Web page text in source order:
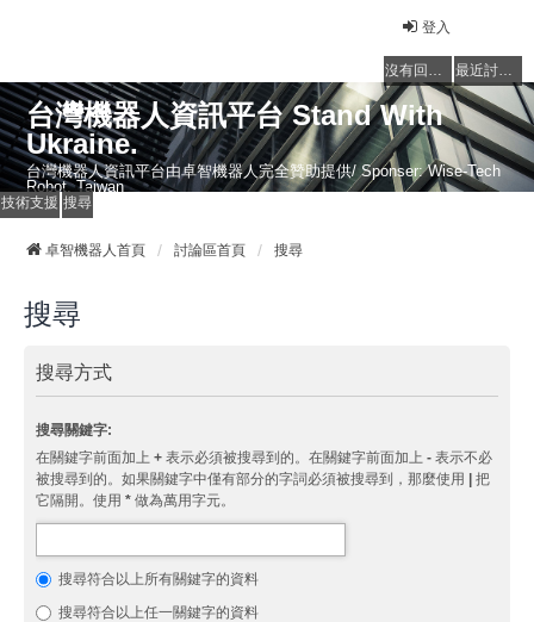
登入
沒有回覆的主題 最近討論的主題
台灣機器人資訊平台 Stand With
Ukraine.
台灣機器人資訊平台由卓智機器人完全贊助提供/ Sponser: Wise-Tech
Robot, Taiwan
技術支援 搜尋
卓智機器人首頁 討論區首頁 搜尋
搜尋
搜尋方式
搜尋關鍵字:
在關鍵字前面加上 + 表示必須被搜尋到的。在關鍵字前面加上 - 表示不必
被搜尋到的。如果關鍵字中僅有部分的字詞必須被搜尋到，那麼使用 | 把
它隔開。使用 * 做為萬用字元。
搜尋符合以上所有關鍵字的資料
搜尋符合以上任一關鍵字的資料